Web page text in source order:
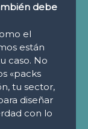
debe
el
están
caso. No
«packs
tu sector,
diseñar
con lo